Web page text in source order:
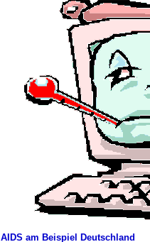
AIDS am Beispiel Deutschland